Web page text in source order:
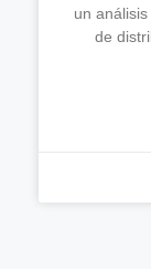
un
de